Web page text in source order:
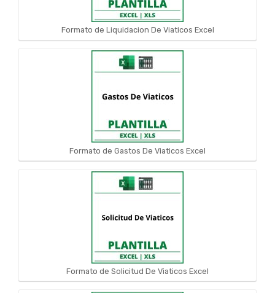
Formato de Liquidacion De Viaticos Excel
Formato de Gastos De Viaticos Excel
Formato de Solicitud De Viaticos Excel